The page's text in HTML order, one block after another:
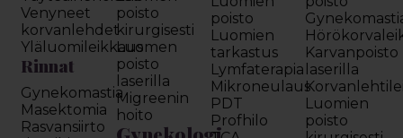
Venyneet
korvanlehdet
Yläluomileikkaus
Rinnat
Gynekomastia
Masektomia
Rasvansiirto
poisto
kirurgisesti
Luomen
poisto
laserilla
Migreenin
hoito
poisto
Luomien
tarkastus
Lymfaterapia
Mikroneulaus
PDT
Profhilo
Karvanpoisto
laserilla
Luomien
poisto